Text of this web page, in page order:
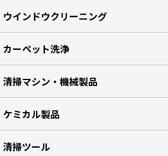
ウインドウクリーニング
カーペット洗浄
清掃マシン・機械製品
ケミカル製品
清掃ツール